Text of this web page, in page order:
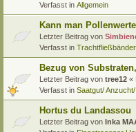
Verfasst in Allgemein
Kann man
Letzter Beitrag von
Verfasst in
Bezug von
Letzter Beitrag von tree12 «
Verfasst in Saatgut/
Hortus du Landassou
Letzter Beitrag von Inka